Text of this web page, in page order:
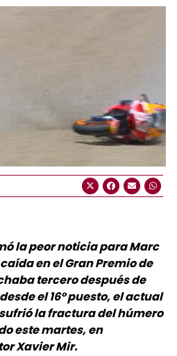
la peor noticia para Marc
en el Gran Premio de
tercero después de
el 16° puesto, el actual
la fractura del húmero
este martes, en
Xavier Mir.